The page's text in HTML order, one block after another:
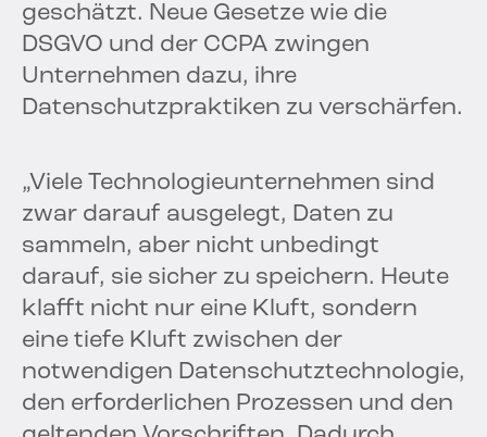
geschätzt. Neue Gesetze wie die
DSGVO und der CCPA zwingen
Unternehmen dazu, ihre
Datenschutzpraktiken zu verschärfen.
„Viele Technologieunternehmen sind
zwar darauf ausgelegt, Daten zu
sammeln, aber nicht unbedingt
darauf, sie sicher zu speichern. Heute
klafft nicht nur eine Kluft, sondern
eine tiefe Kluft zwischen der
notwendigen Datenschutztechnologie,
den erforderlichen Prozessen und den